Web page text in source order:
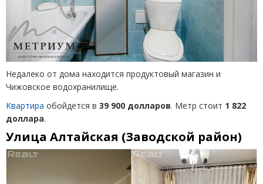
Недалеко от дома находится продуктовый магазин и
Чижовское водохранилище.
Квартира обойдется в 39 900 долларов. Метр стоит 1 822
доллара.
Улица Алтайская (Заводской район)